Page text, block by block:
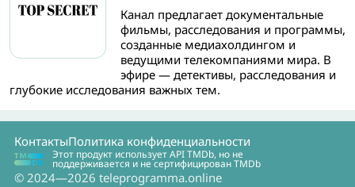
Канал предлагает документальные
фильмы, расследования и программы,
созданные медиахолдингом и
ведущими телекомпаниями мира. В
эфире — детективы, расследования и
глубокие исследования важных тем.
КонтактыПолитика конфиденциальности
Этот продукт использует API TMDb, но не
поддерживается и не сертифицирован TMDb
© 2024—2026 teleprogramma.online